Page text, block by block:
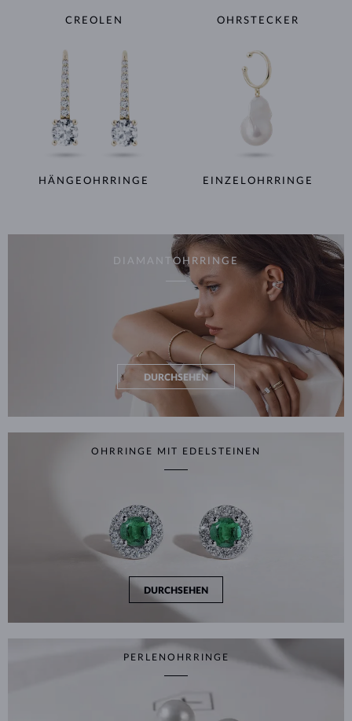
CREOLEN OHRSTECKER
HÄNGEOHRRINGE EINZELOHRRINGE
DIAMANTOHRRINGE
DURCHSEHEN
OHRRINGE MIT EDELSTEINEN
DURCHSEHEN
PERLENOHRRINGE